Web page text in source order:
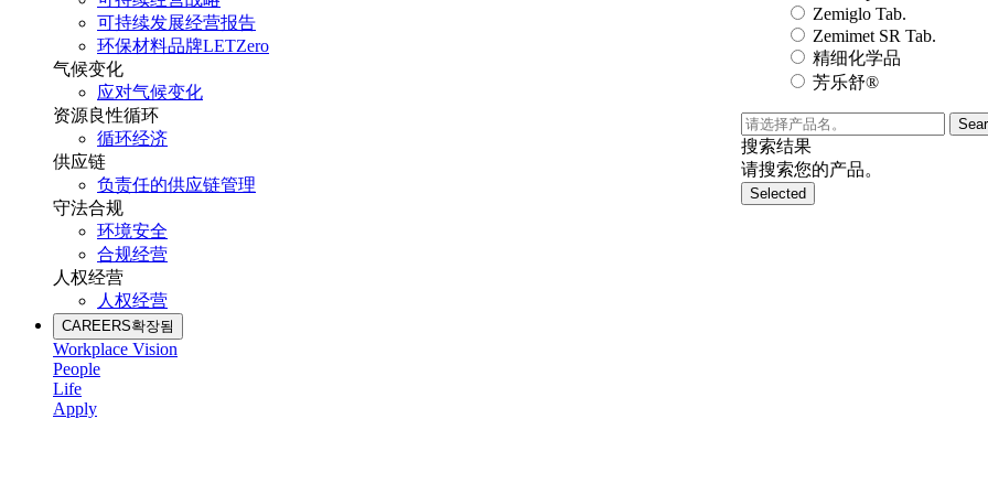
可持续发展经营报告
环保材料品牌LETZero
气候变化
应对气候变化
资源良性循环
循环经济
供应链
负责任的供应链管理
守法合规
环境安全
合规经营
人权经营
人权经营
CAREERS확장됨
Workplace Vision
People
Life
Apply
Zemiglo Tab.
Zemimet SR Tab.
精细化学品
芳乐舒®
搜索结果
请搜索您的产品。
Selected